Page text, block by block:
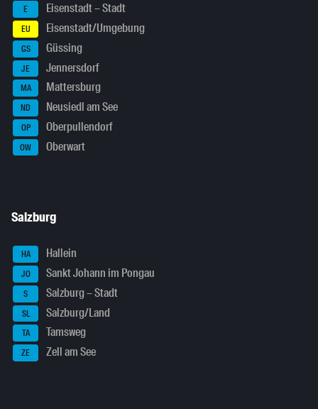
E Eisenstadt – Stadt
EU Eisenstadt/Umgebung
GS Güssing
JE Jennersdorf
MA Mattersburg
ND Neusiedl am See
OP Oberpullendorf
OW Oberwart
Salzburg
HA Hallein
JO Sankt Johann im Pongau
S Salzburg – Stadt
SL Salzburg/Land
TA Tamsweg
ZE Zell am See